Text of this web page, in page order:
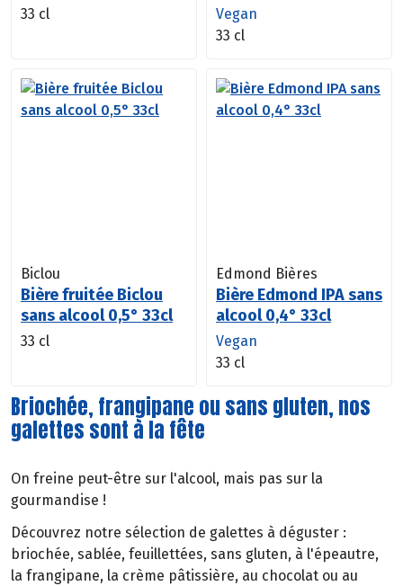
33 cl
Vegan
33 cl
Biclou
Bière fruitée Biclou
sans alcool 0,5° 33cl
33 cl
Edmond Bières
Bière Edmond IPA sans
alcool 0,4° 33cl
Vegan
33 cl
Briochée, frangipane ou sans gluten, nos
galettes sont à la fête
On freine peut-être sur l'alcool, mais pas sur la
gourmandise !
Découvrez notre sélection de galettes à déguster :
briochée, sablée, feuillettées, sans gluten, à l'épeautre,
la frangipane, la crème pâtissière, au chocolat ou au